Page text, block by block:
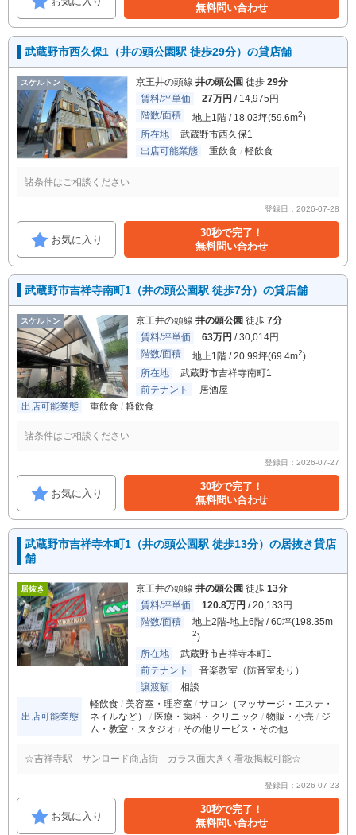
無料問い合わせ
武蔵野市西久保1（井の頭公園駅 徒歩29分）の貸店舗
スケルトン 京王井の頭線 井の頭公園 徒歩 29分
賃料/坪単価
27万円 / 14,975円
階数/面積
地上1階 / 18.03坪(59.6m2)
所在地
武蔵野市西久保1
出店可能業態
重飲食 軽飲食
諸条件はご相談ください
登録日：2026-07-28
お気に入り
30秒で完了！
無料問い合わせ
武蔵野市吉祥寺南町1（井の頭公園駅 徒歩7分）の貸店舗
スケルトン 京王井の頭線 井の頭公園 徒歩 7分
賃料/坪単価
63万円 / 30,014円
階数/面積
地上1階 / 20.99坪(69.4m2)
所在地
武蔵野市吉祥寺南町1
前テナント
居酒屋
出店可能業態
重飲食 軽飲食
諸条件はご相談ください
登録日：2026-07-27
お気に入り
30秒で完了！
無料問い合わせ
武蔵野市吉祥寺本町1（井の頭公園駅 徒歩13分）の居抜き貸店
舗
居抜き 京王井の頭線 井の頭公園 徒歩 13分
賃料/坪単価
120.8万円 / 20,133円
階数/面積
地上2階-地上6階 / 60坪(198.35m
2)
所在地
武蔵野市吉祥寺本町1
前テナント
音楽教室（防音室あり）
譲渡額
相談
出店可能業態
軽飲食 美容室・理容室
サロン（マッサージ・エステ・
ネイルなど）
医療・歯科・クリニック 物販・小売
ジ
ム・教室・スタジオ
その他サービス・その他
☆吉祥寺駅 サンロード商店街 ガラス面大きく看板掲載可能☆
登録日：2026-07-23
お気に入り
30秒で完了！
無料問い合わせ